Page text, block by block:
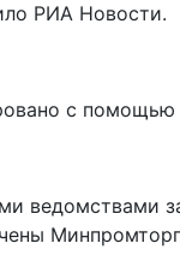
РИА Новости.
с
ведомствами